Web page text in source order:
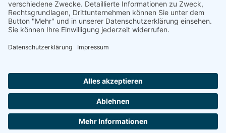
Wir freuen uns auf dich – Dein Tennisverein
Ergenzingen
HIER KLICKEN